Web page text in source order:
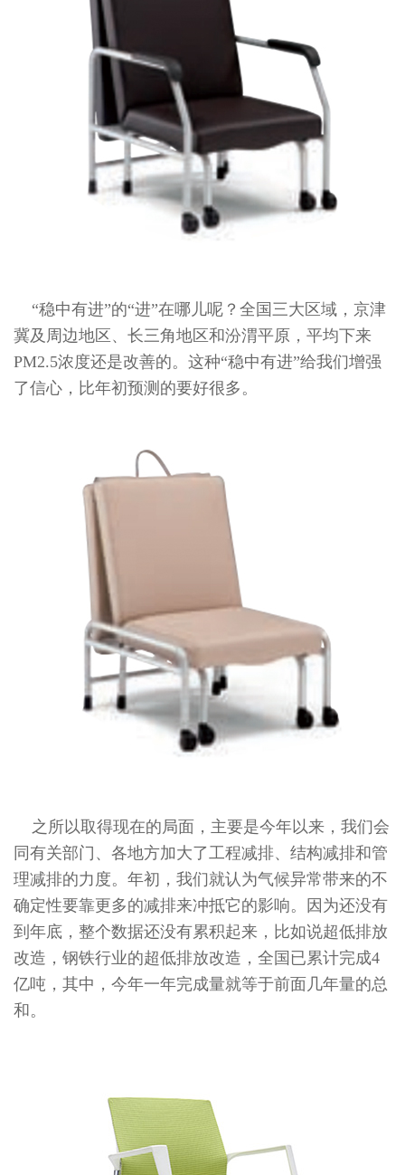
“稳中有进”的“进”在哪儿呢？全国三大区域，京津
冀及周边地区、长三角地区和汾渭平原，平均下来
PM2.5浓度还是改善的。这种“稳中有进”给我们增强
了信心，比年初预测的要好很多。
之所以取得现在的局面，主要是今年以来，我们会
同有关部门、各地方加大了工程减排、结构减排和管
理减排的力度。年初，我们就认为气候异常带来的不
确定性要靠更多的减排来冲抵它的影响。因为还没有
到年底，整个数据还没有累积起来，比如说超低排放
改造，钢铁行业的超低排放改造，全国已累计完成4
亿吨，其中，今年一年完成量就等于前面几年量的总
和。